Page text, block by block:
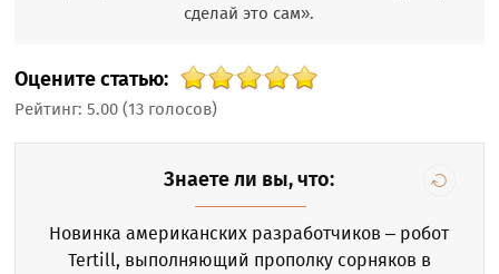
сделай это сам».
Оцените статью:
Рейтинг:5.00 (13 голосов)
Знаете ли вы, что:
Новинка американских разработчиков – робот
Tertill, выполняющий прополку сорняков в